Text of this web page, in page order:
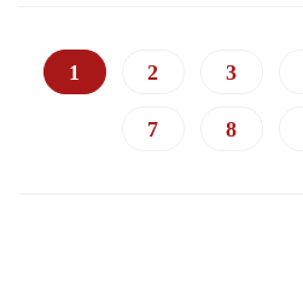
1 2 3
7 8